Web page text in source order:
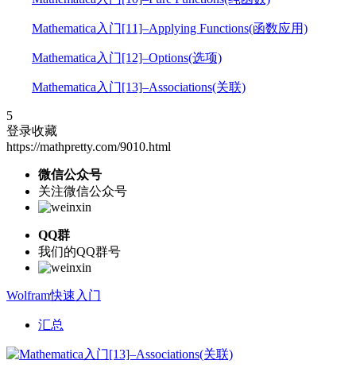
Mathematica入门[11]–Applying Functions(函数应用)
Mathematica入门[12]–Options(选项)
Mathematica入门[13]–Associations(关联)
5
登录收藏
https://mathpretty.com/9010.html
微信公众号
关注微信公众号
QQ群
我们的QQ群号
Wolfram快速入门
汇总